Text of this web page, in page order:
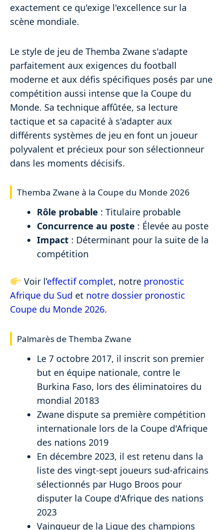
exactement ce qu'exige l'excellence sur la
scène mondiale.
Le style de jeu de Themba Zwane s'adapte
parfaitement aux exigences du football
moderne et aux défis spécifiques posés par une
compétition aussi intense que la Coupe du
Monde. Sa technique affûtée, sa lecture
tactique et sa capacité à s'adapter aux
différents systèmes de jeu en font un joueur
polyvalent et précieux pour son sélectionneur
dans les moments décisifs.
Themba Zwane à la Coupe du Monde 2026
Rôle probable : Titulaire probable
Concurrence au poste : Élevée au poste
Impact : Déterminant pour la suite de la
compétition
Voir l’effectif complet, notre pronostic
Afrique du Sud et notre dossier pronostic
Coupe du Monde 2026.
Palmarès de Themba Zwane
Le 7 octobre 2017, il inscrit son premier
but en équipe nationale, contre le
Burkina Faso, lors des éliminatoires du
mondial 20183
Zwane dispute sa première compétition
internationale lors de la Coupe d'Afrique
des nations 2019
En décembre 2023, il est retenu dans la
liste des vingt-sept joueurs sud-africains
sélectionnés par Hugo Broos pour
disputer la Coupe d'Afrique des nations
2023
Vainqueur de la Ligue des champions